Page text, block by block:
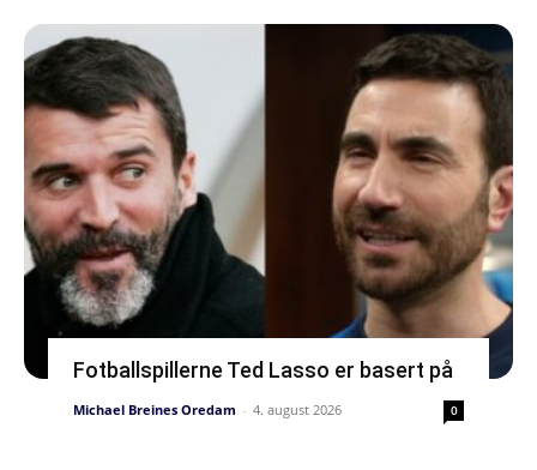
Fotballspillerne Ted Lasso er basert på
Michael Breines Oredam - 4. august 2026 0